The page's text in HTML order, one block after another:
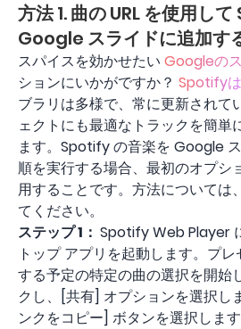
方法 1. 曲の URL を使用し
Google スライドに追加す
スパイスを効かせたい Googleの
ションにいかがですか？ Spotifyは
ブラリは多様で、常に更新されて
ェクトにも最適なトラックを簡単
ます。Spotify の音楽を Google
順を実行する場合、最初のオプシ
用することです。方法については
てください。
ステップ 1： Spotify Web Player
トップ アプリを起動します。プ
する予定の特定の曲の選択を開始
クし、[共有] オプションを選択し
ンクをコピー] ボタンを選択します